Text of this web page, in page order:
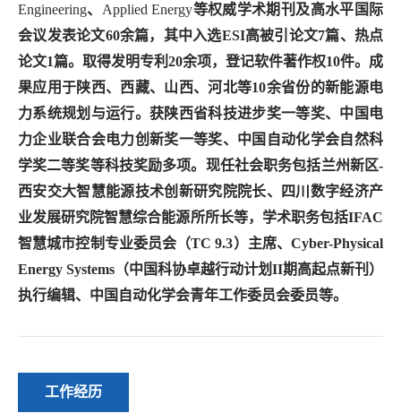
Engineering、 Applied Energy等权威学术期刊及高水平国际
会议发表论文60余篇，其中入选ESI高被引论文7篇、热点
论文1篇。取得发明专利20余项，登记软件著作权10件。成
果应用于陕西、西藏、山西、河北等10余省份的新能源电
力系统规划与运行。获陕西省科技进步奖一等奖、中国电
力企业联合会电力创新奖一等奖、中国自动化学会自然科
学奖二等奖等科技奖励多项。现任社会职务包括兰州新区-
西安交大智慧能源技术创新研究院院长、四川数字经济产
业发展研究院智慧综合能源所所长等，学术职务包括IFAC
智慧城市控制专业委员会（TC 9.3）主席、Cyber-Physical
Energy Systems（中国科协卓越行动计划II期高起点新刊）
执行编辑、中国自动化学会青年工作委员会委员等。
工作经历